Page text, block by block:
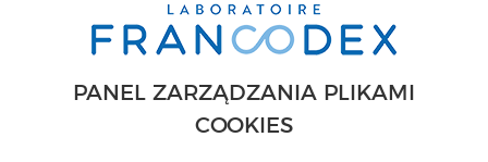
PANEL ZARZĄDZANIA PLIKAMI
COOKIES